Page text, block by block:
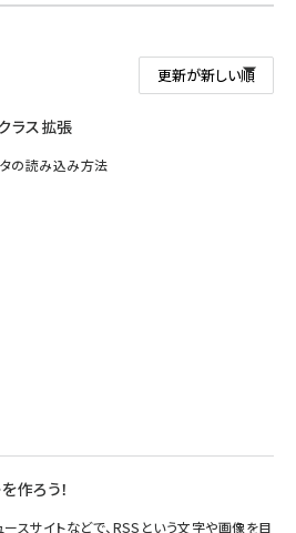
ラス拡張
の読み込み方法
作ろう！
スサイトなどで、RSSという文字や画像を目